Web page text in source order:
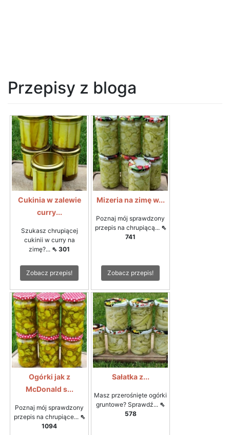
Przepisy z bloga
Cukinia w zalewie
curry...
Szukasz chrupiącej
cukinii w curry na
zimę?... ⇖ 301
Zobacz przepis!
Mizeria na zimę w...
Poznaj mój sprawdzony
przepis na chrupiącą... ⇖
741
Zobacz przepis!
Ogórki jak z
McDonald s...
Poznaj mój sprawdzony
przepis na chrupiące... ⇖
1094
Sałatka z...
Masz przerośnięte ogórki
gruntowe? Sprawdź... ⇖
578